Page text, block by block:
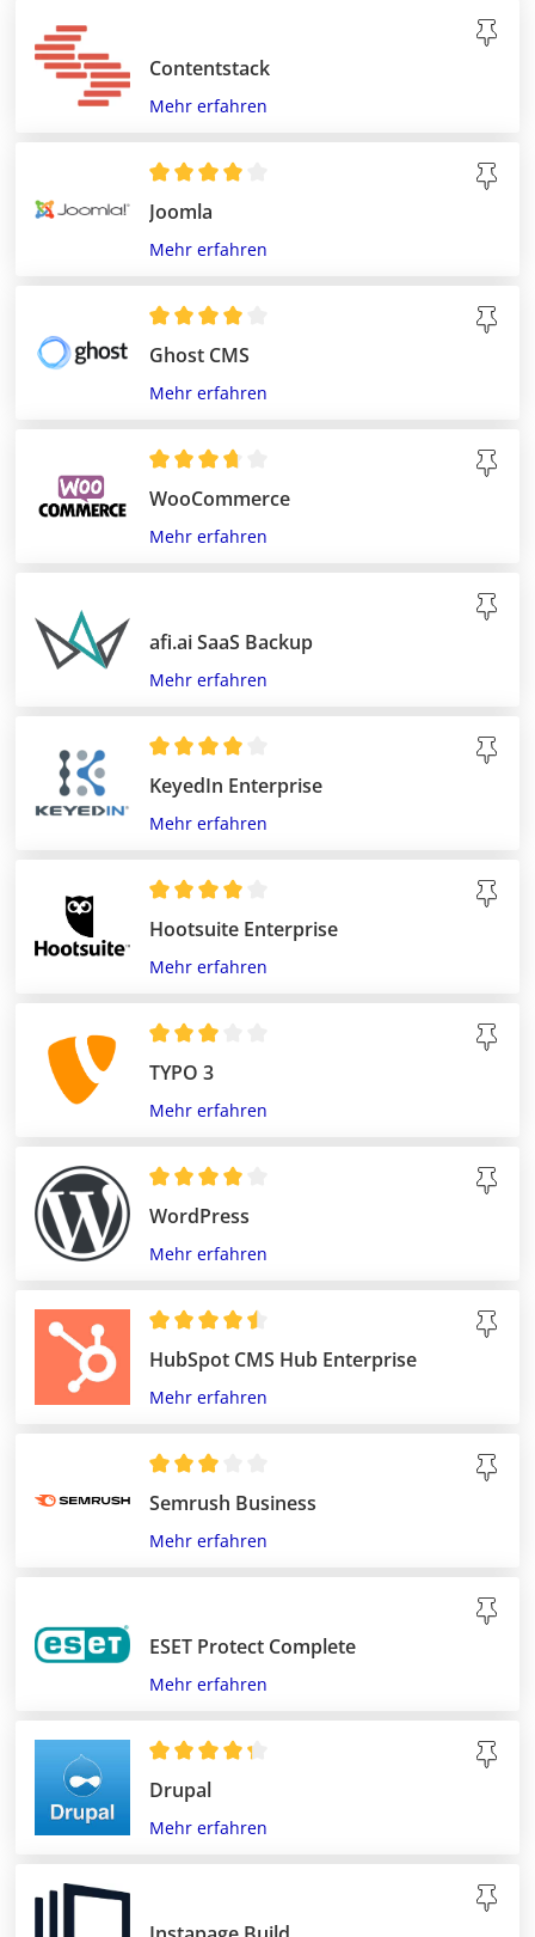
Contentstack
Mehr erfahren
Joomla
Mehr erfahren
Ghost CMS
Mehr erfahren
WooCommerce
Mehr erfahren
afi.ai SaaS Backup
Mehr erfahren
KeyedIn Enterprise
Mehr erfahren
Hootsuite Enterprise
Mehr erfahren
TYPO 3
Mehr erfahren
WordPress
Mehr erfahren
HubSpot CMS Hub Enterprise
Mehr erfahren
Semrush Business
Mehr erfahren
ESET Protect Complete
Mehr erfahren
Drupal
Mehr erfahren